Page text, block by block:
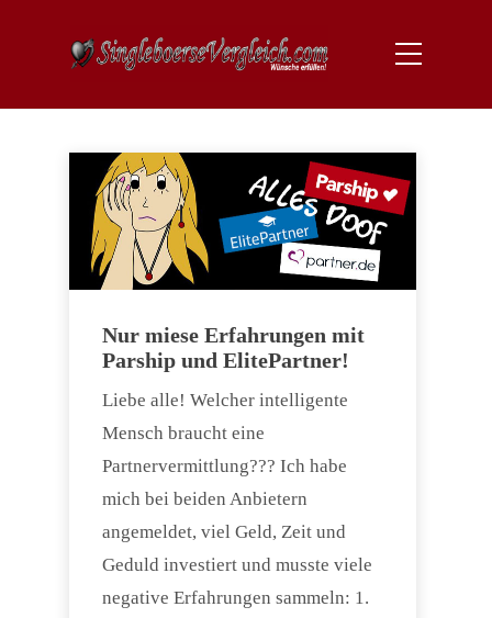
Nur miese Erfahrungen mit
Parship und ElitePartner!
Liebe alle! Welcher intelligente
Mensch braucht eine
Partnervermittlung??? Ich habe
mich bei beiden Anbietern
angemeldet, viel Geld, Zeit und
Geduld investiert und musste viele
negative Erfahrungen sammeln: 1.